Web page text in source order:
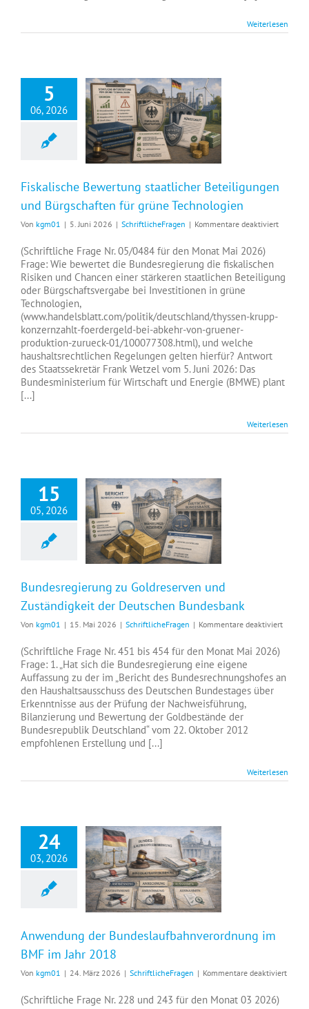
Weiterlesen
5
06, 2026
Fiskalische Bewertung staatlicher Beteiligungen
und Bürgschaften für grüne Technologien
Von kgm01 | 5. Juni 2026 | SchriftlicheFragen | Kommentare deaktiviertfür
und
(Schriftliche Frage Nr. 05/0484 für den Monat Mai 2026)
Frage: Wie bewertet die Bundesregierung die fiskalischen
Risiken und Chancen einer stärkeren staatlichen Beteiligung
oder Bürgschaftsvergabe bei Investitionen in grüne
Technologien,
(www.handelsblatt.com/politik/deutschland/thyssen-krupp-
konzernzahlt-foerdergeld-bei-abkehr-von-gruener-
produktion-zurueck-01/100077308.html), und welche
haushaltsrechtlichen Regelungen gelten hierfür? Antwort
des Staatssekretär Frank Wetzel vom 5. Juni 2026: Das
Bundesministerium für Wirtschaft und Energie (BMWE) plant
[...]
Weiterlesen
15
05, 2026
Bundesregierung zu Goldreserven und
Zuständigkeit der Deutschen Bundesbank
Von kgm01 | 15. Mai 2026 | SchriftlicheFragen | Kommentare deaktiviertfür
und
(Schriftliche Frage Nr. 451 bis 454 für den Monat Mai 2026)
Frage: 1. „Hat sich die Bundesregierung eine eigene
Auffassung zu der im „Bericht des Bundesrechnungshofes an
den Haushaltsausschuss des Deutschen Bundestages über
Erkenntnisse aus der Prüfung der Nachweisführung,
Bilanzierung und Bewertung der Goldbestände der
Bundesrepublik Deutschland“ vom 22. Oktober 2012
empfohlenen Erstellung und [...]
Weiterlesen
24
03, 2026
Anwendung der Bundeslaufbahnverordnung im
BMF im Jahr 2018
Von kgm01 | 24. März 2026 | SchriftlicheFragen | Kommentare deaktiviertfür
(Schriftliche Frage Nr. 228 und 243 für den Monat 03 2026)